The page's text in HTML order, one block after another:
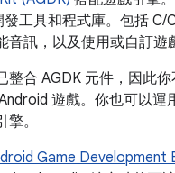
工具和程式庫。包括 C/
音訊，以及使用或自訂遊
整合 AGDK 元件，因此你
遊戲。你也可以運
。
Game Development